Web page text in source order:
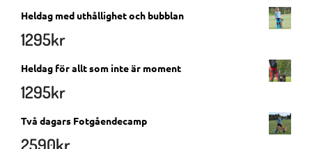
Heldag med uthållighet och bubblan
1295kr
Heldag för allt som inte är moment
1295kr
Två dagars Fotgåendecamp
2590kr